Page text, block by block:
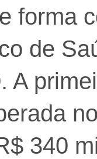
forma
de
A
340